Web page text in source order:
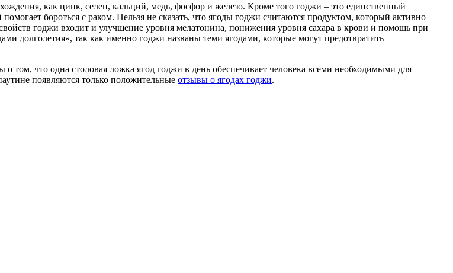
как цинк, селен, кальций, медь, фосфор и железо. Кроме того годжи – это единственный
бороться с раком. Нельзя не сказать, что ягоды годжи считаются продуктом, который активно
годжи входит и улучшение уровня мелатонина, понижения уровня сахара в крови и помощь при
долголетия», так как именно годжи названы теми ягодами, которые могут предотвратить
том, что одна столовая ложка ягод годжи в день обеспечивает человека всеми необходимыми для
появляются только положительные отзывы о ягодах годжи.